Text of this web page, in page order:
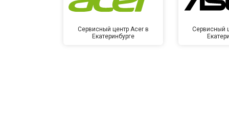
Сервисный центр Acer в
Екатеринбурге
Сервисный